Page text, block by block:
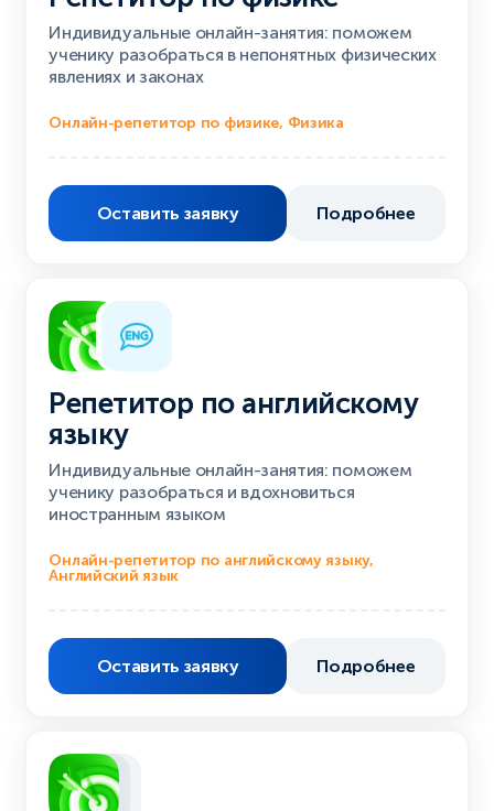
Индивидуальные онлайн-занятия: поможем
ученику разобраться в непонятных физических
явлениях и законах
Онлайн-репетитор по физике, Физика
Оставить заявку Подробнее
Репетитор по английскому
языку
Индивидуальные онлайн-занятия: поможем
ученику разобраться и вдохновиться
иностранным языком
Онлайн-репетитор по английскому языку,
Английский язык
Оставить заявку Подробнее